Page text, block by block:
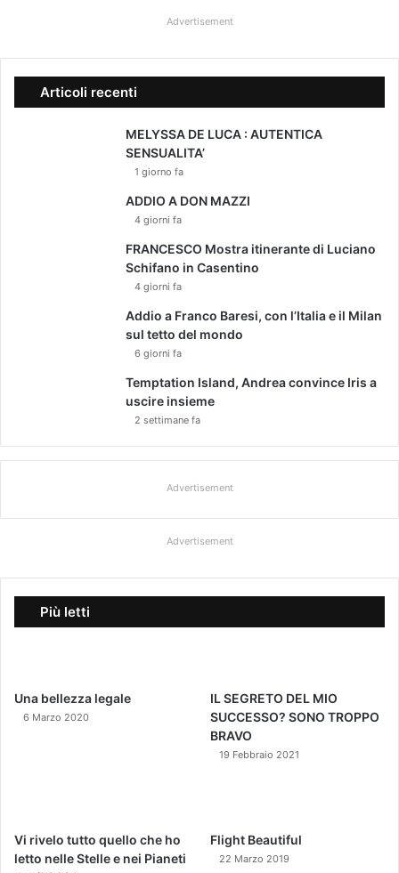
l
e
r
a
G
o
i
I
a
Advertisement
Articoli recenti
MELYSSA DE LUCA : AUTENTICA
SENSUALITA’
1 giorno fa
ADDIO A DON MAZZI
4 giorni fa
FRANCESCO Mostra itinerante di Luciano
Schifano in Casentino
4 giorni fa
Addio a Franco Baresi, con l’Italia e il Milan
sul tetto del mondo
6 giorni fa
Temptation Island, Andrea convince Iris a
uscire insieme
2 settimane fa
Advertisement
Advertisement
Più letti
Una bellezza legale
6 Marzo 2020
IL SEGRETO DEL MIO
SUCCESSO? SONO TROPPO
BRAVO
19 Febbraio 2021
Vi rivelo tutto quello che ho
letto nelle Stelle e nei Pianeti
Flight Beautiful
22 Marzo 2019